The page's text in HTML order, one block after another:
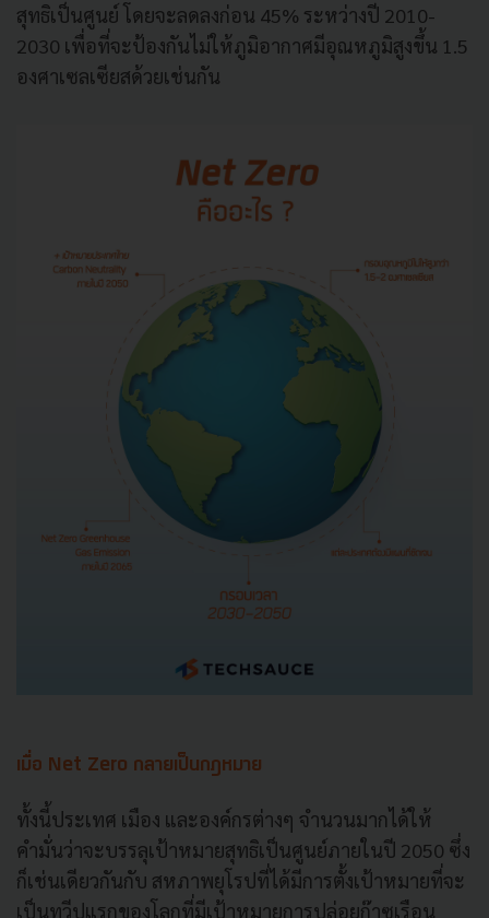
สุทธิเป็นศูนย์ โดยจะลดลงก่อน 45% ระหว่างปี 2010-
2030 เพื่อที่จะป้องกันไม่ให้ภูมิอากาศมีอุณหภูมิสูงขึ้น 1.5
องศาเซลเซียสด้วยเช่นกัน
เมื่อ Net Zero กลายเป็นกฎหมาย
ทั้งนี้ประเทศ เมือง และองค์กรต่างๆ จำนวนมากได้ให้
คำมั่นว่าจะบรรลุเป้าหมายสุทธิเป็นศูนย์ภายในปี 2050 ซึ่ง
ก็เช่นเดียวกันกับ สหภาพยุโรปที่ได้มีการตั้งเป้าหมายที่จะ
เป็นทวีปแรกของโลกที่มีเป้าหมายการปล่อยก๊าซเรือน